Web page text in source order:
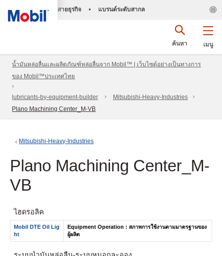
สายธุรกิจ • แบรนด์ระดับสากล
เมนู
ค้นหา
น้ำมันหล่อลื่นและผลิตภัณฑ์หล่อลื่นจาก Mobil™ | เว็บไซต์อย่างเป็นทางการ
ของ Mobil™ประเทศไทย
lubricants-by-equipment-builder
Mitsubishi-Heavy-Industries
Plano Machining Center_M-VB
Mitsubishi-Heavy-Industries
Plano Machining Center_M-
VB
ไฮดรอลิค
Mobil DTE Oil Lig
ht
Equipment Operation : สภาพการใช้งานตามมาตรฐานของ
ผู้ผลิต